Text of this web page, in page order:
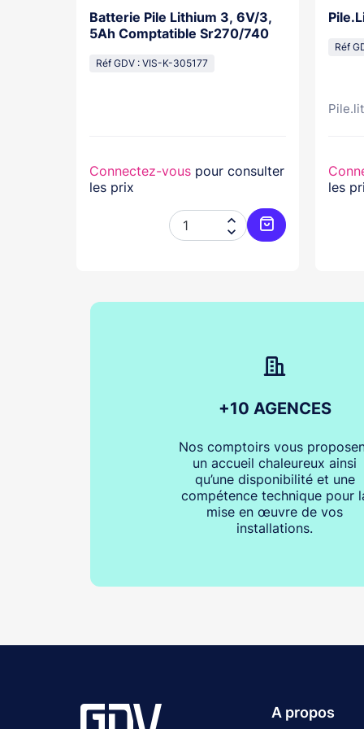
Batterie Pile Lithium 3, 6V/3,
5Ah Comptatible Sr270/740
Réf GDV : VIS-K-305177
Connectez-vous pour consulter
les prix


Ajouter au panier
Réf
les
+10 AGENCES
Nos comptoirs vous
un accueil chaleureux ainsi
qu’une disponibilité et une
compétence technique pour
mise en œuvre de vos
installations.
A propos